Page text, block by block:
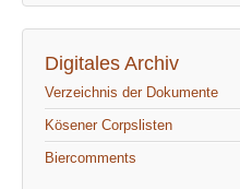
Digitales Archiv
Verzeichnis der Dokumente
Kösener Corpslisten
Biercomments